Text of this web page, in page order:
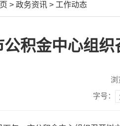
> 政务资讯 > 工作动态
公积金中心组
浏
字号：